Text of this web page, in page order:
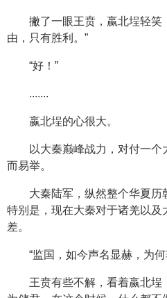
撇了一眼王贲，嬴北埕轻笑
由，只有胜利。”
“好！”
.......
嬴北埕的心很大。
以大秦巅峰战力，对付一
而易举。
大秦陆军，纵然整个华夏历
特别是，现在大秦对于诸羌以及
差。
“监国，如今声名显赫，为
王贲有些不解，看着嬴北埕